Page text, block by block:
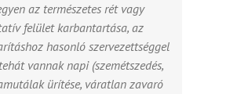
az természetes rét vagy
felület karbantartása, az
hasonló szervezettséggel
vannak napi (szemétszedés,
ürítése, váratlan zavaró